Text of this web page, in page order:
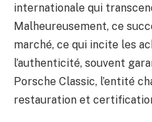
internationale qui
Malheureusement, ce
marché, ce qui incite les
l’authenticité, souvent
Porsche Classic, l’entité
restauration et